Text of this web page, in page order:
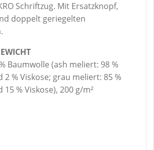
Schriftzug. Mit Ersatzknopf,
doppelt geriegelten
Baumwolle (ash meliert: 98 %
2 % Viskose; grau meliert: 85 %
% Viskose), 200 g/m²